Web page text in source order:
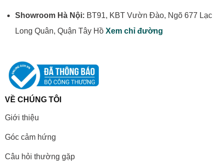
Showroom Hà Nội: BT91, KBT Vườn Đào, Ngõ 677 Lạc
Long Quân, Quận Tây Hồ Xem chỉ đường
VỀ CHÚNG TÔI
Giới thiệu
Góc cảm hứng
Câu hỏi thường gặp